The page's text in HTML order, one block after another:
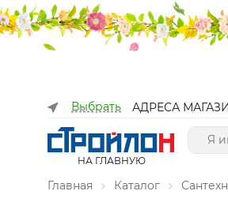
Выбрать АДРЕСА
НА ГЛАВНУЮ
Главная Каталог